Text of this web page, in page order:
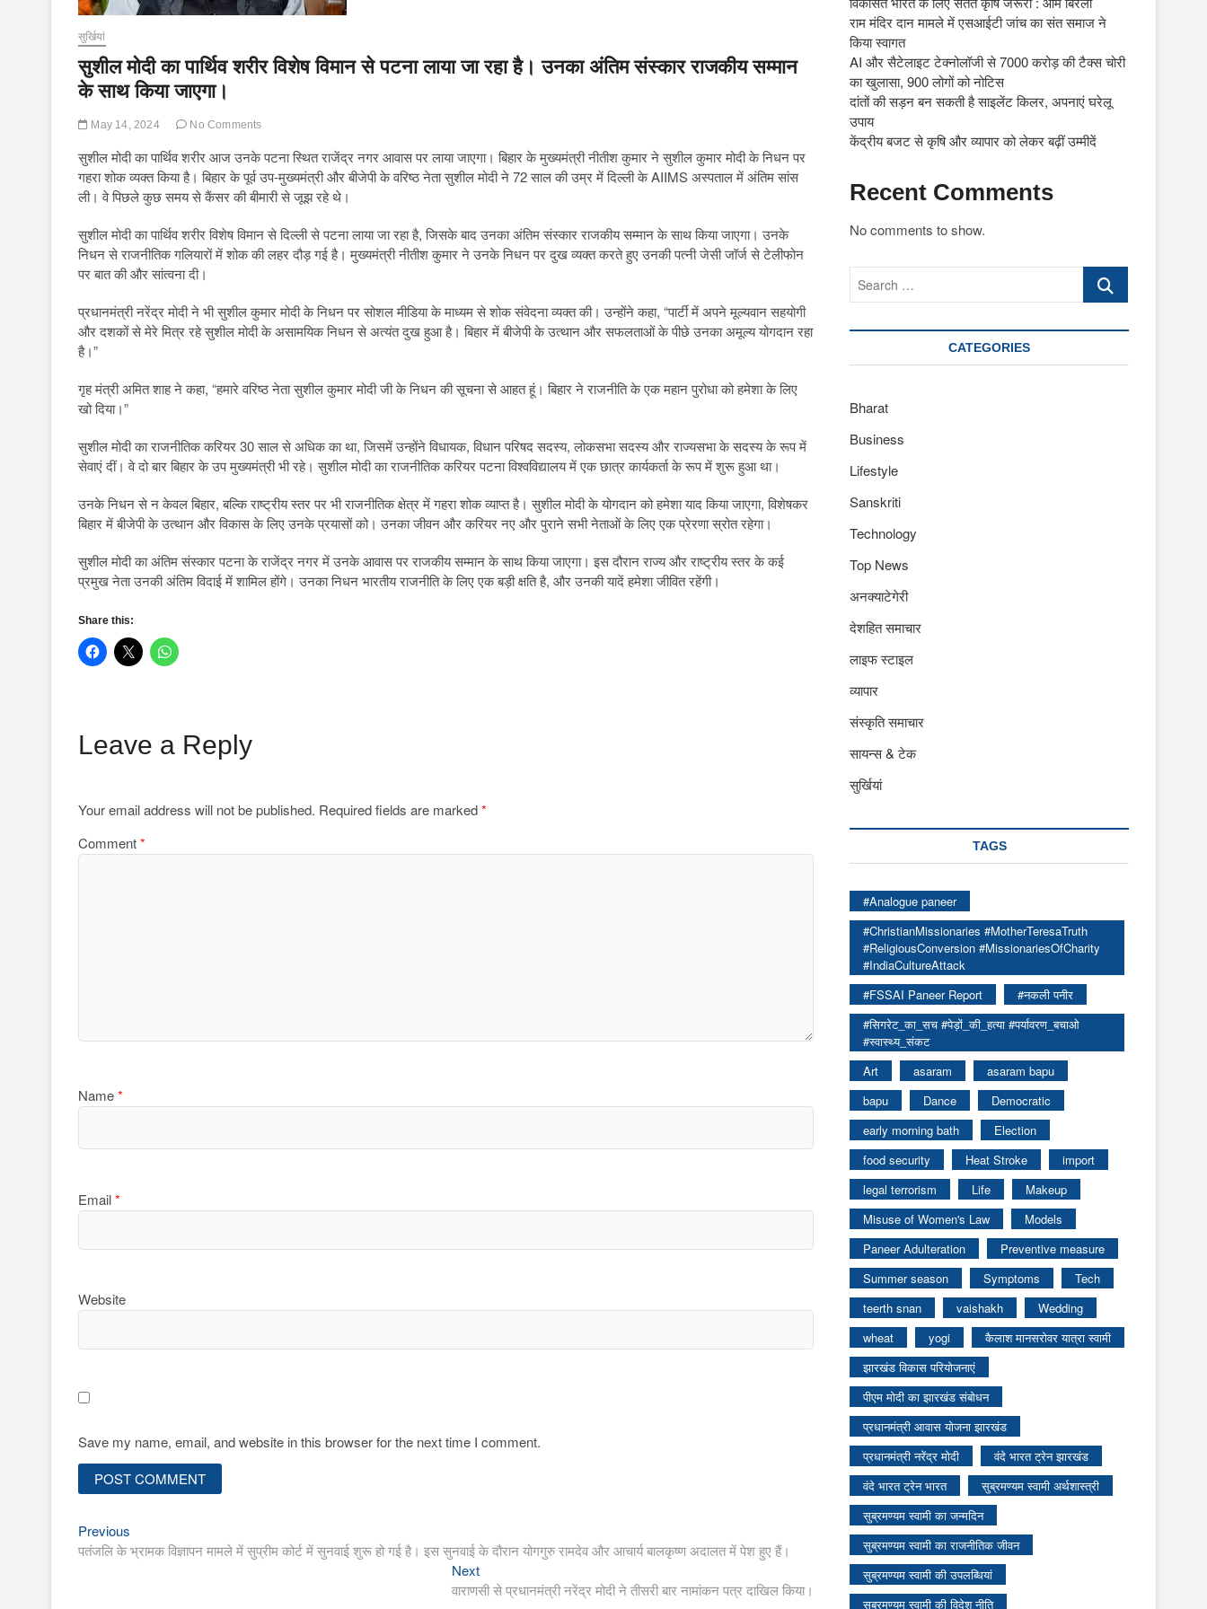
सुर्खियां
सुशील मोदी का पार्थिव शरीर विशेष विमान से पटना लाया जा रहा है। उनका अंतिम संस्कार राजकीय सम्मान
के साथ किया जाएगा।
May 14, 2024 No Comments
सुशील मोदी का पार्थिव शरीर आज उनके पटना स्थित राजेंद्र नगर आवास पर लाया जाएगा। बिहार के मुख्यमंत्री नीतीश कुमार ने सुशील कुमार मोदी के निधन पर
गहरा शोक व्यक्त किया है। बिहार के पूर्व उप-मुख्यमंत्री और बीजेपी के वरिष्ठ नेता सुशील मोदी ने 72 साल की उम्र में दिल्ली के AIIMS अस्पताल में अंतिम सांस
ली। वे पिछले कुछ समय से कैंसर की बीमारी से जूझ रहे थे।
सुशील मोदी का पार्थिव शरीर विशेष विमान से दिल्ली से पटना लाया जा रहा है, जिसके बाद उनका अंतिम संस्कार राजकीय सम्मान के साथ किया जाएगा। उनके
निधन से राजनीतिक गलियारों में शोक की लहर दौड़ गई है। मुख्यमंत्री नीतीश कुमार ने उनके निधन पर दुख व्यक्त करते हुए उनकी पत्नी जेसी जॉर्ज से टेलीफोन
पर बात की और सांत्वना दी।
प्रधानमंत्री नरेंद्र मोदी ने भी सुशील कुमार मोदी के निधन पर सोशल मीडिया के माध्यम से शोक संवेदना व्यक्त की। उन्होंने कहा, “पार्टी में अपने मूल्यवान सहयोगी
और दशकों से मेरे मित्र रहे सुशील मोदी के असामयिक निधन से अत्यंत दुख हुआ है। बिहार में बीजेपी के उत्थान और सफलताओं के पीछे उनका अमूल्य योगदान रहा
है।”
गृह मंत्री अमित शाह ने कहा, “हमारे वरिष्ठ नेता सुशील कुमार मोदी जी के निधन की सूचना से आहत हूं। बिहार ने राजनीति के एक महान पुरोधा को हमेशा के लिए
खो दिया।”
सुशील मोदी का राजनीतिक करियर 30 साल से अधिक का था, जिसमें उन्होंने विधायक, विधान परिषद सदस्य, लोकसभा सदस्य और राज्यसभा के सदस्य के रूप में
सेवाएं दीं। वे दो बार बिहार के उप मुख्यमंत्री भी रहे। सुशील मोदी का राजनीतिक करियर पटना विश्वविद्यालय में एक छात्र कार्यकर्ता के रूप में शुरू हुआ था।
उनके निधन से न केवल बिहार, बल्कि राष्ट्रीय स्तर पर भी राजनीतिक क्षेत्र में गहरा शोक व्याप्त है। सुशील मोदी के योगदान को हमेशा याद किया जाएगा, विशेषकर
बिहार में बीजेपी के उत्थान और विकास के लिए उनके प्रयासों को। उनका जीवन और करियर नए और पुराने सभी नेताओं के लिए एक प्रेरणा स्रोत रहेगा।
सुशील मोदी का अंतिम संस्कार पटना के राजेंद्र नगर में उनके आवास पर राजकीय सम्मान के साथ किया जाएगा। इस दौरान राज्य और राष्ट्रीय स्तर के कई
प्रमुख नेता उनकी अंतिम विदाई में शामिल होंगे। उनका निधन भारतीय राजनीति के लिए एक बड़ी क्षति है, और उनकी यादें हमेशा जीवित रहेंगी।
Share this:
Leave a Reply
Your email address will not be published. Required fields are marked*
Comment*
Name*
Email*
Website
Save my name, email, and website in this browser for the next time I comment.
Post
navigation
Previous
post:
पतंजलि के भ्रामक विज्ञापन मामले में सुप्रीम कोर्ट में सुनवाई शुरू हो गई है। इस सुनवाई के दौरान योगगुरु रामदेव और आचार्य बालकृष्ण अदालत में पेश हुए हैं।
NextNext
post:
वाराणसी से प्रधानमंत्री नरेंद्र मोदी ने तीसरी बार नामांकन पत्र दाखिल किया।
राम मंदिर दान मामले में एसआईटी जांच का संत समाज ने
किया स्वागत
AI और सैटेलाइट टेक्नोलॉजी से 7000 करोड़ की टैक्स चोरी
का खुलासा, 900 लोगों को नोटिस
दांतों की सड़न बन सकती है साइलेंट किलर, अपनाएं घरेलू
उपाय
केंद्रीय बजट से कृषि और व्यापार को लेकर बढ़ीं उम्मीदें
Recent Comments
No comments to show.
Search
CATEGORIES
Bharat
Business
Lifestyle
Sanskriti
Technology
Top News
अनक्याटेगेरी
देशहित समाचार
लाइफ स्टाइल
व्यापार
संस्कृति समाचार
सायन्स & टेक
सुर्खियां
TAGS
#Analogue paneer
#ChristianMissionaries #MotherTeresaTruth
#ReligiousConversion #MissionariesOfCharity
#IndiaCultureAttack
#FSSAI Paneer Report
#नकली पनीर
#सिगरेट_का_सच #पेड़ों_की_हत्या #पर्यावरण_बचाओ
#स्वास्थ्य_संकट
Art
asaram
asaram bapu
bapu
Dance
Democratic
early morning bath
Election
food security
Heat Stroke
import
legal terrorism
Life
Makeup
Misuse of Women's Law
Models
Paneer Adulteration
Preventive measure
Summer season
Symptoms
Tech
teerth snan
vaishakh
Wedding
wheat
yogi
कैलाश मानसरोवर यात्रा स्वामी
झारखंड विकास परियोजनाएं
पीएम मोदी का झारखंड संबोधन
प्रधानमंत्री आवास योजना झारखंड
प्रधानमंत्री नरेंद्र मोदी
वंदे भारत ट्रेन झारखंड
वंदे भारत ट्रेन भारत
सुब्रमण्यम स्वामी अर्थशास्त्री
सुब्रमण्यम स्वामी का जन्मदिन
सुब्रमण्यम स्वामी का राजनीतिक जीवन
सुब्रमण्यम स्वामी की उपलब्धियां
सुब्रमण्यम स्वामी की विदेश नीति